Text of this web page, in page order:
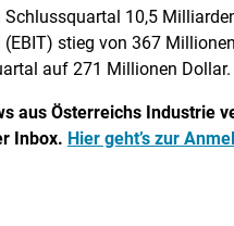
10,5
(EBIT) stieg von 367
auf 271 Millionen Dollar.
aus Österreichs Industrie
Inbox. Hier geht’s zur